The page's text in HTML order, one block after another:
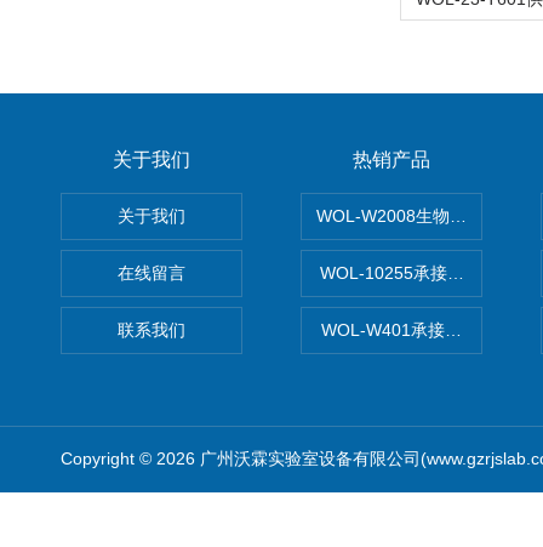
关于我们
关于我们
在线留言
联系我们
热销产品
WOL-W2008生物制药GMP
WOL-10255承接清远电子
WOL-W401承接食品QS认
Copyright © 2026 广州沃霖实验室设备有限公司